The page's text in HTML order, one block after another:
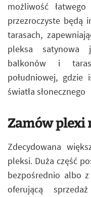
możliwość
przezroczyste będą
tarasach,
pleksa satynowa
balkonów i
południowej, gdzie
światła słonecznego
Zamów
Zdecydowana
pleksi. Duża część
bezpośrednio albo
oferującą